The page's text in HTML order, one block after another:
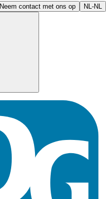
Neem contact met ons op NL-NL